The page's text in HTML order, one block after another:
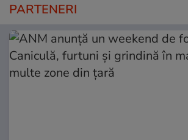
PARTENERI